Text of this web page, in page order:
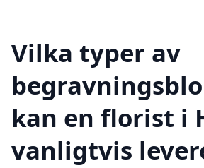
Vilka typer av
kan en florist i
vanligtvis